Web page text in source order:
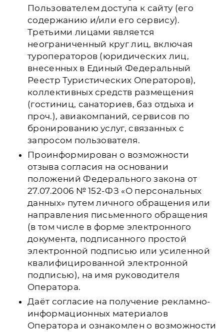
Пользователем доступа к сайту (его
содержанию и/или его сервису).
Третьими лицами является
неограниченный круг лиц, включая
туроператоров (юридических лиц,
внесенных в Единый Федеральный
Реестр Туристических Операторов),
коллективных средств размещения
(гостиниц, санаториев, баз отдыха и
проч.), авиакомпаний, сервисов по
бронированию услуг, связанных с
запросом пользователя.
Проинформирован о возможности
отзыва согласия на основании
положений Федерального закона от
27.07.2006 № 152-ФЗ «О персональных
данных» путем личного обращения или
направления письменного обращения
(в том числе в форме электронного
документа, подписанного простой
электронной подписью или усиленной
квалифицированной электронной
подписью), на имя руководителя
Оператора.
Даёт согласие на получение рекламно-
информационных материалов
Оператора и ознакомлен о возможности